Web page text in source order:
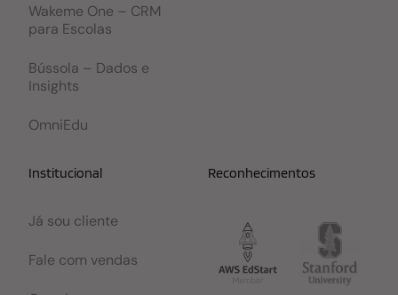
Wakeme One – CRM
para Escolas
Bússola – Dados e
Insights
OmniEdu
Institucional
Já sou cliente
Fale com vendas
Reconhecimentos